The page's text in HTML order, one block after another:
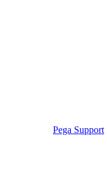
Pega Support